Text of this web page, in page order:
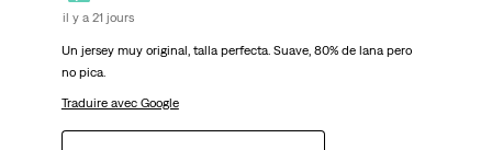
il y a 21 jours
Un jersey muy original, talla perfecta. Suave, 80% de lana pero
no pica.
Traduire avec Google